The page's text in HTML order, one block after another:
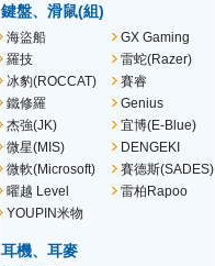
鍵盤、滑鼠(組)
海盜船
(CORSAIR)
GX Gaming
羅技
雷蛇(Razer)
冰豹(ROCCAT)
賽睿
(SteelSeries)
鐵修羅
(TESORO)
Genius
杰強(JK)
宜博(E-Blue)
微星(MIS)
DENGEKI
微軟(Microsoft)
賽德斯(SADES)
曜越 Level
雷柏Rapoo
YOUPIN米物
耳機、耳麥